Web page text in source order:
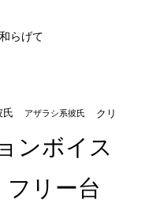
らげて
氏 アザラシ系彼氏 クリ
ンボイス
フリー台